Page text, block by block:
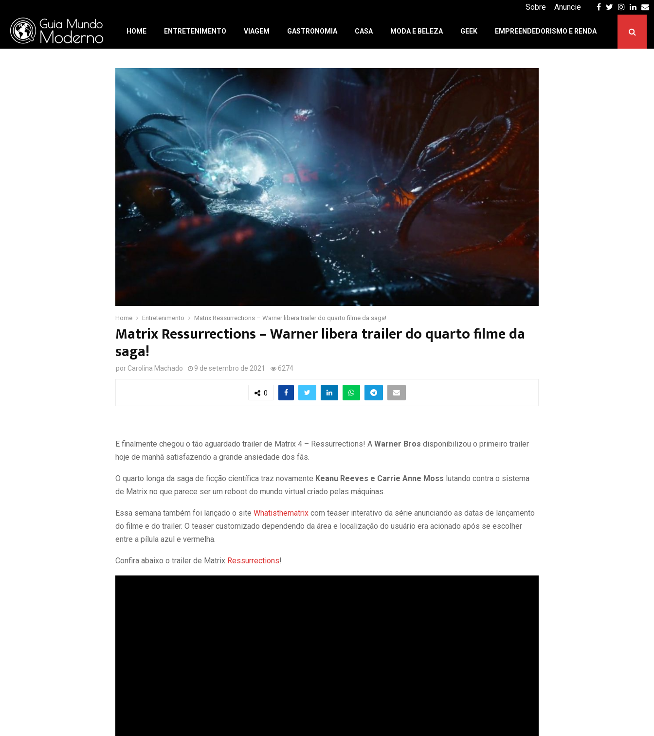
Facebook
Twitter
Sobre Anuncie
HOME ENTRETENIMENTO VIAGEM GASTRONOMIA CASA MODA E BELEZA GEEK EMPREENDEDORISMO E RENDA
Home Entretenimento Matrix Ressurrections – Warner libera trailer do quarto filme da saga!
Matrix Ressurrections – Warner libera trailer do quarto filme da
saga!
por Carolina Machado 9 de setembro de 2021 6274
0
E finalmente chegou o tão aguardado trailer de Matrix 4 – Ressurrections! A Warner Bros disponibilizou o primeiro trailer
hoje de manhã satisfazendo a grande ansiedade dos fãs.
O quarto longa da saga de ficção científica traz novamente Keanu Reeves e Carrie Anne Moss lutando contra o sistema
de Matrix no que parece ser um reboot do mundo virtual criado pelas máquinas.
Essa semana também foi lançado o site Whatisthematrix com teaser interativo da série anunciando as datas de lançamento
do filme e do trailer. O teaser customizado dependendo da área e localização do usuário era acionado após se escolher
entre a pílula azul e vermelha.
Confira abaixo o trailer de Matrix Ressurrections!